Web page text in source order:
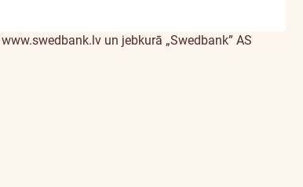
un jebkurā „Swedbank” AS